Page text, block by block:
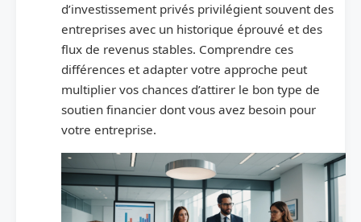
d’investissement privés privilégient souvent des
entreprises avec un historique éprouvé et des
flux de revenus stables. Comprendre ces
différences et adapter votre approche peut
multiplier vos chances d’attirer le bon type de
soutien financier dont vous avez besoin pour
votre entreprise.